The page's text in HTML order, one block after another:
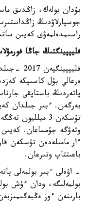
بۇدان بولەك، زاڭدىق
جوسپارلاۋدىڭ
راسىمدەلمەۋى كەيىن
فليپپينگتىڭ جاڭا
ەرعالي بۇل كاسىپكە
بەرگەن. ءبىر جىلدان
تۇسكەن 3
وتەۋگە جۇمساعان.
ءار مامىلەدەن تۇسكەن
باعىتتاپ وتىرعان.
- اۋەلى ءبىر بولمەلى
بولمەلىگە، ودان ءۇش
بارىنەن ءوز